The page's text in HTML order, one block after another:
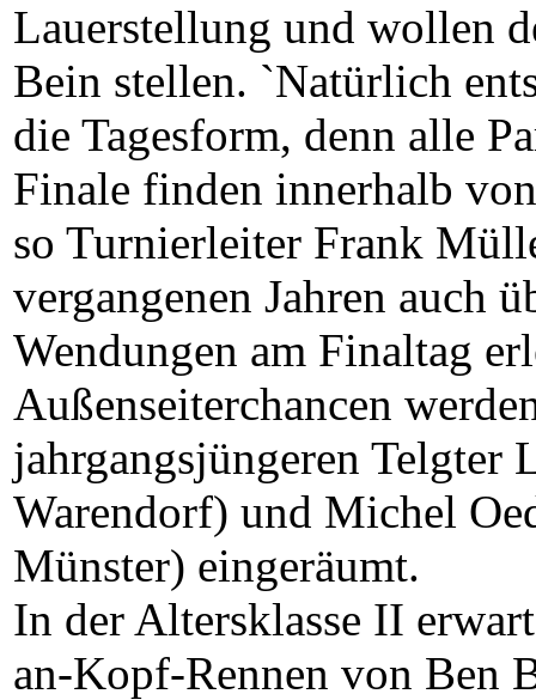
Lauerstellung und wollen
Bein stellen. `Natürlich
die Tagesform, denn alle
Finale finden innerhalb
so Turnierleiter Frank
vergangenen Jahren auch
Wendungen am Finaltag
Außenseiterchancen
jahrgangsjüngeren Telgter
Warendorf) und Michel
Münster) eingeräumt.
In der Altersklasse II
an-Kopf-Rennen von Ben